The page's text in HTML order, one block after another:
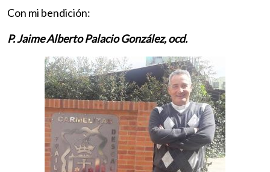
Con mi bendición:
P. Jaime Alberto Palacio González, ocd.